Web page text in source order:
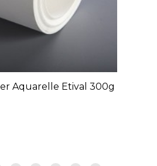
Aquarelle Etival 300g